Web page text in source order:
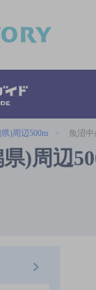
)周辺500m 魚沼中
)周辺